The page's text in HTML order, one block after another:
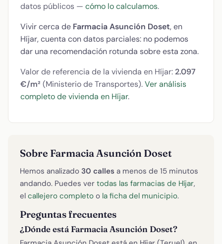
datos públicos — cómo lo calculamos.
Vivir cerca de Farmacia Asunción Doset, en
Híjar, cuenta con datos parciales: no podemos
dar una recomendación rotunda sobre esta zona.
Valor de referencia de la vivienda en Híjar: 2.097
€/m² (Ministerio de Transportes).Ver análisis
completo de vivienda en Híjar.
Sobre Farmacia Asunción Doset
Hemos analizado 30 calles a menos de 15 minutos
andando. Puedes ver todas las farmacias de Híjar,
el callejero completo o la ficha del municipio.
Preguntas frecuentes
¿Dónde está Farmacia Asunción Doset?